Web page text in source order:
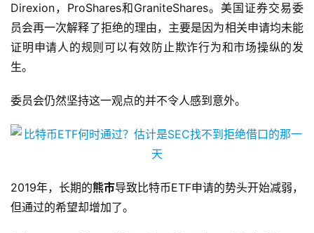
Direxion，ProShares和GraniteShares。美国证券交易委
员会再一次解释了拒绝的理由，主要是因为相关申请均未能
证明申请人的规则可以有效防止欺诈行为和市场操纵的发
生。
委员会仍然坚持这一观点的并不令人感到意外。
2019年，长期的熊市导致比特币ETF申请的势头开始减弱，
但通过的希望却增加了。